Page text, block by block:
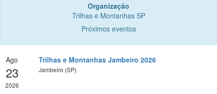
Organização
Trilhas e Montanhas SP
Próximos eventos
Ago
23
2026
Trilhas e Montanhas Jambeiro 2026
Jambeiro (SP)